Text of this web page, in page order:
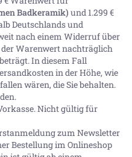
Badkeramik) und 1.299 €
Deutschlands und
nach einem Widerruf über
Warenwert nachträglich
In diesem Fall
in der Höhe, wie
wären, die Sie behalten.
Nicht gültig für
zum Newsletter
Bestellung im Onlineshop